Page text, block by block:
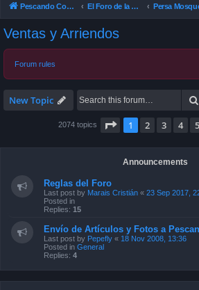
Pescando Con Mosca El Foro de la Pesca con Mosca en Chile Persa
Ventas y Arriendos
Forum rules
New Topic
2074 topics Page 1of 42
1 2 3 4 5
Announcements
Reglas del Foro
Last post by Marais Cristián « 23 Sep 2017,
Posted in
Replies: 15
Envío de Artículos y Fotos a
Last post by Pepefly « 18 Nov 2008, 13:36
Posted in General
Replies: 4